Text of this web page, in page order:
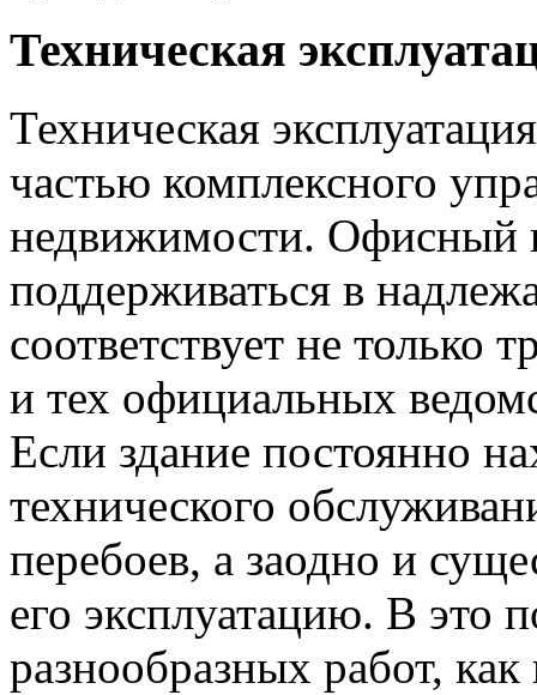
Техническая
Техническая
частью комплексного
недвижимости. Офисный
поддерживаться в
соответствует не только
и тех официальных
Если здание постоянно
технического
перебоев, а заодно и
его эксплуатацию. В это
разнообразных работ,